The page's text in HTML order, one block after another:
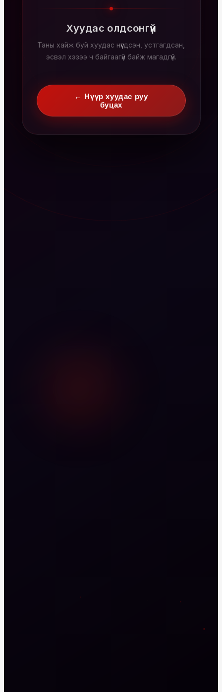
Хуудас олдсонгүй
Таны хайж буй хуудас нүүгдсэн, устгагдсан,
эсвэл хэзээ ч байгаагүй байж магадгүй.
← Нүүр хуудас руу
буцах